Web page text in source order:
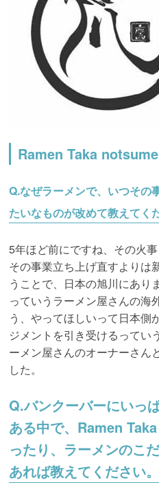
Ramen Taka notsume
Q.なぜラーメンで、いつその
たいなものが改めて教えてく
5年ほど前にですね、その火
その事業立ち上げ直すよりは
うことで、日本の旭川にあり
っていうラーメン屋さんの海
う、やってほしいって日本側
ジメントを引き受けるってい
ーメン屋さんのオーナーさん
した。
Q.バンクーバーにいっ
ある中で、Ramen
ったり、ラーメンのこ
あれば教えてください。